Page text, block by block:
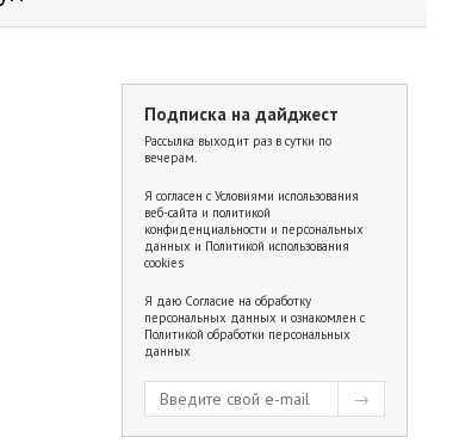
Подписка на дайджест
Рассылка выходит раз в сутки по
вечерам.
Я согласен с Условиями использования
веб-сайта и политикой
конфиденциальности и персональных
данных и Политикой использования
cookies
Я даю Согласие на обработку
персональных данных и ознакомлен с
Политикой обработки персональных
данных